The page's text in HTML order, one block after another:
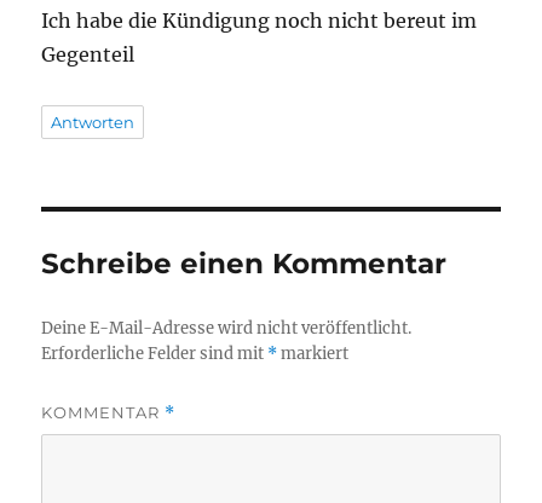
Ich habe die Kündigung noch nicht bereut im
Gegenteil
Antworten
Schreibe einen Kommentar
Deine E-Mail-Adresse wird nicht veröffentlicht.
Erforderliche Felder sind mit *markiert
KOMMENTAR *